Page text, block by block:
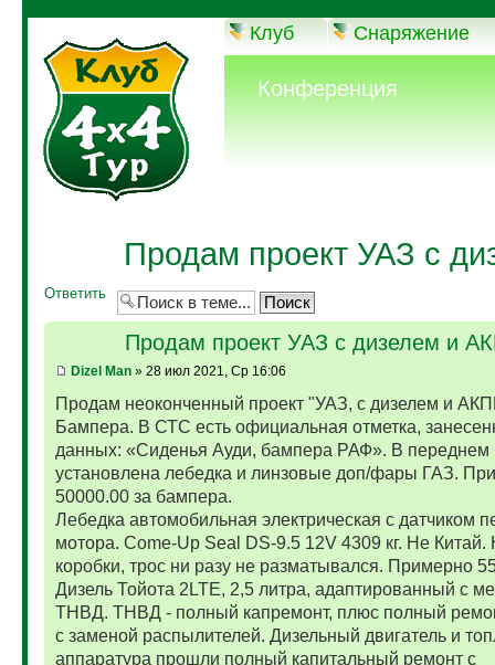
Клуб Снаряжение
Конференция
Продам проект УАЗ с
Ответить
Продам проект УАЗ с дизелем и
Dizel Man» 28 июл 2021, Ср 16:06
Продам неоконченный проект "УАЗ, с дизелем и
Бампера. В СТС есть официальная отметка,
данных: «Сиденья Ауди, бампера РАФ». В переднем
установлена лебедка и линзовые доп/фары ГАЗ.
50000.00 за бампера.
Лебедка автомобильная электрическая с датчиком
мотора. Come-Up Seal DS-9.5 12V 4309 кг. Не Китай.
коробки, трос ни разу не разматывался. Примерно
Дизель Тойота 2LTE, 2,5 литра, адаптированный с
ТНВД. ТНВД - полный капремонт, плюс полный
с заменой распылителей. Дизельный двигатель и
аппаратура прошли полный капитальный ремонт с